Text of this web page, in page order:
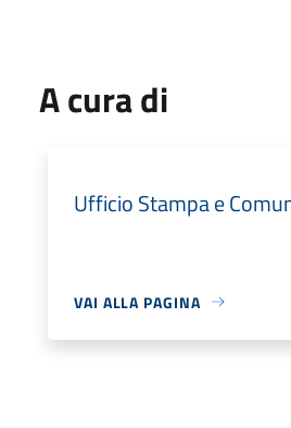
A cura di
Ufficio Stampa e
VAI ALLA PAGINA